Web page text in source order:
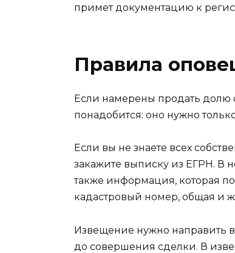
примет документацию к
Правила
Если намерены продать долю
понадобится: оно нужно
Если вы не знаете всех
закажите выписку из ЕГРН. В
также информация, которая
кадастровый номер, общая и
Извещение нужно направить
до совершения сделки. В